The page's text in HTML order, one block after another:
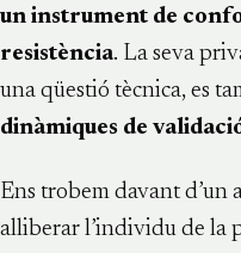
un instrument de
resistència. La seva
una qüestió tècnica, es
dinàmiques de
Ens trobem davant d’un
alliberar l’individu de la